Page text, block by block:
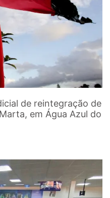
de reintegração de
em Água Azul do